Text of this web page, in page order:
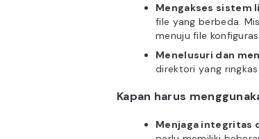
Mengakses sistem
file yang berbeda.
menuju file
Menelusuri dan
direktori yang
Kapan harus
Menjaga integritas